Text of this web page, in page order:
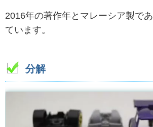
2016年の著作年とマレーシア製で
ています。
分解